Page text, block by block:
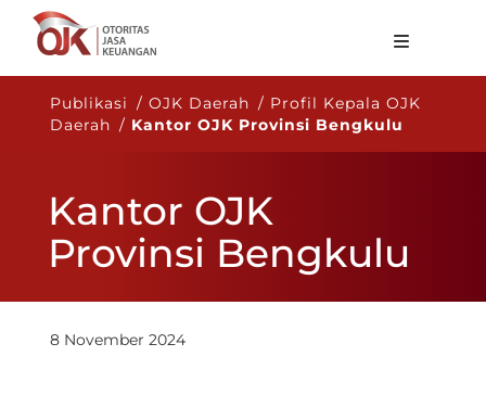
Tentang OJK
Fungsi Utama
Regulasi
Statistik
Publikasi / OJK Daerah / Profil Kepala OJK
Daerah / Kantor OJK Provinsi Bengkulu
Kantor OJK
Provinsi Bengkulu
8 November 2024